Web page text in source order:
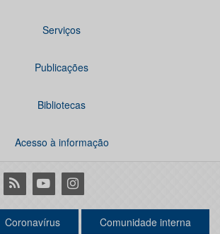
Serviços
Publicações
Bibliotecas
Acesso à informação
RSS YoutubeInstagram
Coronavírus Comunidade interna